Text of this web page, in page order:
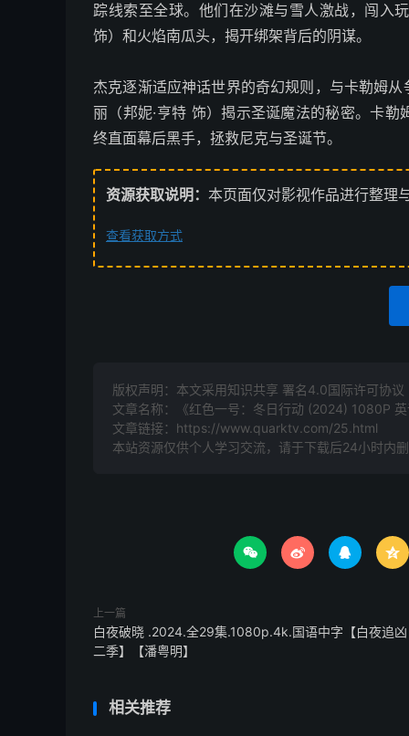
踪线索至全球。他们在沙滩与雪人激战，闯入
饰）和火焰南瓜头，揭开绑架背后的阴谋。
杰克逐渐适应神话世界的奇幻规则，与卡勒姆
丽（邦妮·亨特 饰）揭示圣诞魔法的秘密。卡
终直面幕后黑手，拯救尼克与圣诞节。
资源获取说明： 本页面仅对影视作品进行整理
查看获取方式
版权声明：本文采用知识共享 署名4.0国际许可协
文章名称：《红色一号：冬日行动 (2024) 1080P 英
文章链接： https://www.quarktv.com/25.html
本站资源仅供个人学习交流，请于下载后24小时内
   
上一篇
白夜破晓 .2024.全29集.1080p.4k.国语中字【白夜追
二季】【潘粤明】
相关推荐